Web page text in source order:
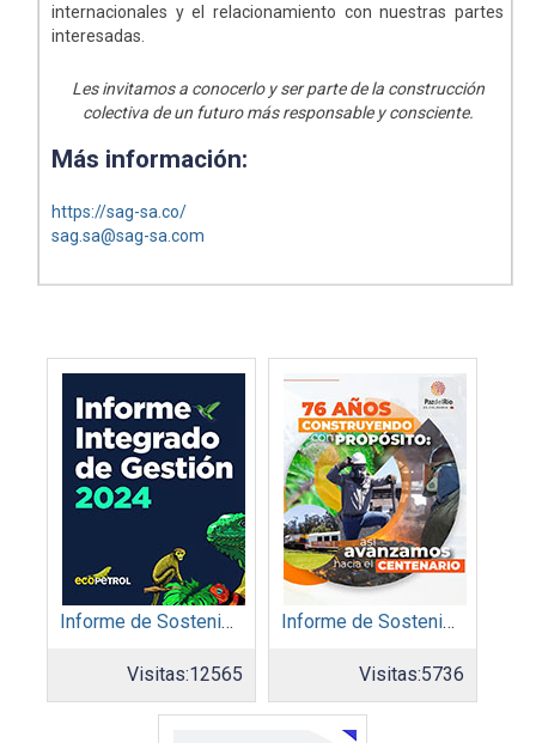
internacionales y el relacionamiento con nuestras partes
interesadas.
Les invitamos a conocerlo y ser parte de la construcción
colectiva de un futuro más responsable y consciente.
Más información:
https://sag-sa.co/
sag.sa@sag-sa.com
Informe de Sostenibilidad 2024: Ecopetrol S.A.
Visitas:12565
Informe de Sostenibilidad 2024: Acerias Paz del Río S.A.
Visitas:5736